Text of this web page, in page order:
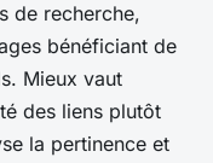
de recherche,
bénéficiant de
Mieux vaut
des liens plutôt
la pertinence et